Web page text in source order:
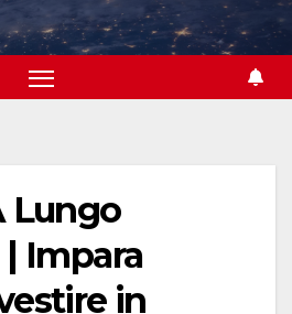
Lungo
Impara
in